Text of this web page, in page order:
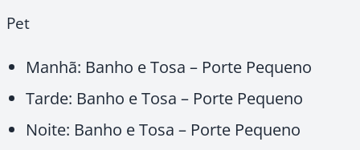
Pet
Manhã: Banho e Tosa – Porte Pequeno
Tarde: Banho e Tosa – Porte Pequeno
Noite: Banho e Tosa – Porte Pequeno